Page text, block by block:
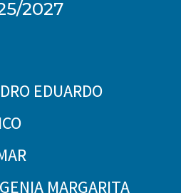
2027
EDUARDO
MARGARITA